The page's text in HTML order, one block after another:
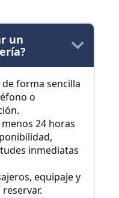
un
forma sencilla
o
24 horas
inmediatas
equipaje y